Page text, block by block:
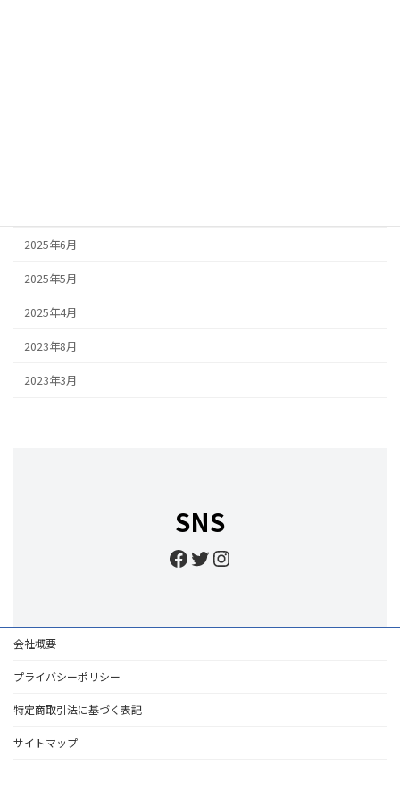
2025年6月
2025年5月
2025年4月
2023年8月
2023年3月
SNS
Facebook
Twitter
Instagram
会社概要
プライバシーポリシー
特定商取引法に基づく表記
サイトマップ